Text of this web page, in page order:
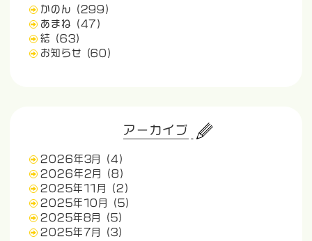
かのん
(299)
あまね
(47)
結
(63)
お知らせ
(60)
アーカイブ
2026年3月
(4)
2026年2月
(8)
2025年11月
(2)
2025年10月
(5)
2025年8月
(5)
2025年7月
(3)